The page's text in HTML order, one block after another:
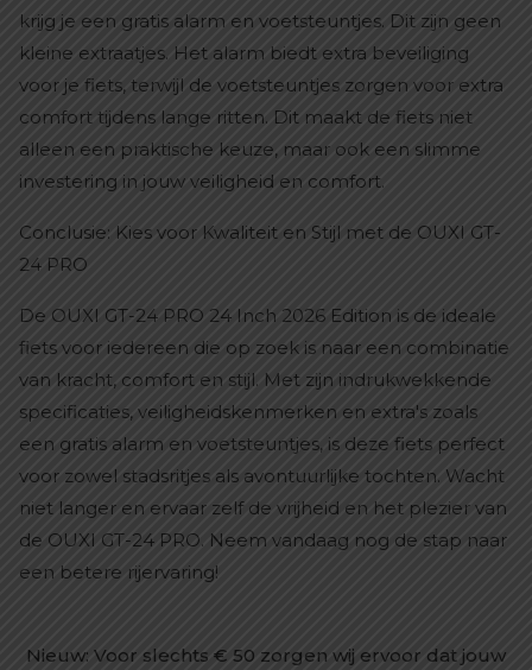
krijg je een gratis alarm en voetsteuntjes. Dit zijn geen
kleine extraatjes. Het alarm biedt extra beveiliging
voor je fiets, terwijl de voetsteuntjes zorgen voor extra
comfort tijdens lange ritten. Dit maakt de fiets niet
alleen een praktische keuze, maar ook een slimme
investering in jouw veiligheid en comfort.
Conclusie: Kies voor Kwaliteit en Stijl met de OUXI GT-
24 PRO
De OUXI GT-24 PRO 24 Inch 2026 Edition is de ideale
fiets voor iedereen die op zoek is naar een combinatie
van kracht, comfort en stijl. Met zijn indrukwekkende
specificaties, veiligheidskenmerken en extra's zoals
een gratis alarm en voetsteuntjes, is deze fiets perfect
voor zowel stadsritjes als avontuurlijke tochten. Wacht
niet langer en ervaar zelf de vrijheid en het plezier van
de OUXI GT-24 PRO. Neem vandaag nog de stap naar
een betere rijervaring!
Nieuw: Voor slechts € 50 zorgen wij ervoor dat jouw